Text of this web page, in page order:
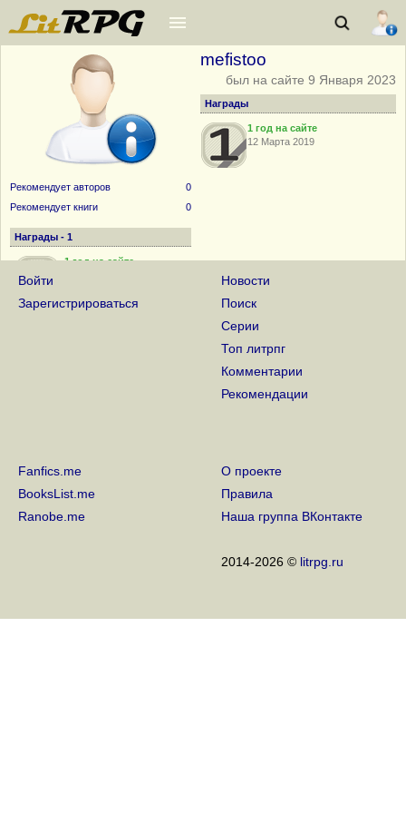
Рекомендует авторов
0
Рекомендует книги
0
Награды - 1
1 год на сайте
mefistoo
был на сайте 9 Января 2023
Награды
1 год на сайте
12 Марта 2019
Войти
Зарегистрироваться
Новости
Поиск
Серии
Топ литрпг
Комментарии
Рекомендации
Fanfics.me
BooksList.me
Ranobe.me
О проекте
Правила
Наша группа ВКонтакте
2014-2026 © litrpg.ru